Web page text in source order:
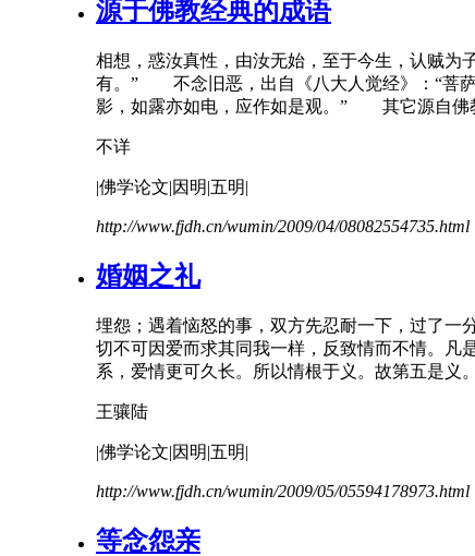
源于佛教经典的成语
相想，惑汝真性，由汝无始，至于今生，认贼
有。” 不念旧恶 ，出自《八大人觉经》：“菩
影，如露亦如电，应作如是观。” 其它源自佛
不详
|佛学论文|因明|五明|
http://www.fjdh.cn/wumin/2009/04/08082554735.html
婚姻之礼
埋怨；遇着恼怒的事，双方先忍耐一下，过了一
切不可因爱而求其同我一样，反致情而不情。凡
系，爱情更可久长。所以情根于义。故第五是义
王骧陆
|佛学论文|因明|五明|
http://www.fjdh.cn/wumin/2009/05/05594178973.html
等念怨亲